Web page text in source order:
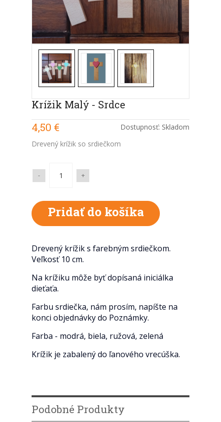
Krížik Malý - Srdce
4,50 € Dostupnosť: Skladom
Drevený krížik so srdiečkom
+
-
Drevený krížik s farebným srdiečkom.
Veľkosť 10 cm.
Na krížiku môže byť dopísaná iniciálka
dieťaťa.
Farbu srdiečka, nám prosím, napíšte na
konci objednávky do Poznámky.
Farba - modrá, biela, ružová, zelená
Krížik je zabalený do ľanového vrecúška.
Podobné Produkty